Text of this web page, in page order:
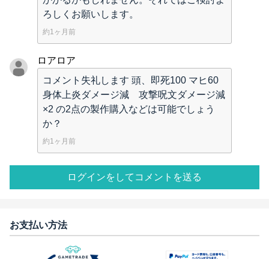
ろしくお願いします。
約1ヶ月前
ロアロア
コメント失礼します 頭、即死100 マヒ60
身体上炎ダメージ減 攻撃呪文ダメージ減
×2 の2点の製作購入などは可能でしょう
か？
約1ヶ月前
ログインをしてコメントを送る
お支払い方法